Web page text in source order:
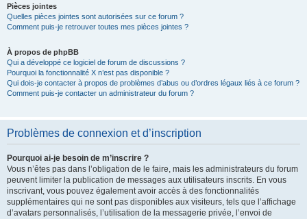
Pièces jointes
Quelles pièces jointes sont autorisées sur ce forum ?
Comment puis-je retrouver toutes mes pièces jointes ?
À propos de phpBB
Qui a développé ce logiciel de forum de discussions ?
Pourquoi la fonctionnalité X n’est pas disponible ?
Qui dois-je contacter à propos de problèmes d’abus ou d’ordres légaux liés à ce forum ?
Comment puis-je contacter un administrateur du forum ?
Problèmes de connexion et d’inscription
Pourquoi ai-je besoin de m’inscrire ?
Vous n’êtes pas dans l’obligation de le faire, mais les administrateurs du forum
peuvent limiter la publication de messages aux utilisateurs inscrits. En vous
inscrivant, vous pouvez également avoir accès à des fonctionnalités
supplémentaires qui ne sont pas disponibles aux visiteurs, tels que l’affichage
d’avatars personnalisés, l’utilisation de la messagerie privée, l’envoi de